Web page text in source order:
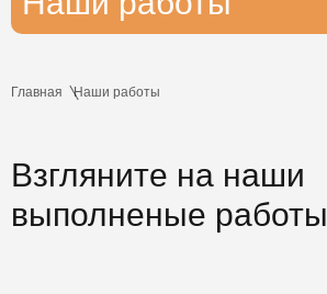
Главная Наши работы
Взгляните на наши
выполненые работы